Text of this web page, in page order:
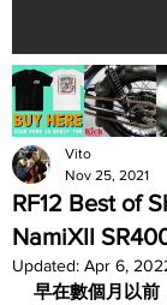
RF12 Best of
NamiXII
Vito
Nov 25, 2021
Updated: Apr 6,
早在數個月以前